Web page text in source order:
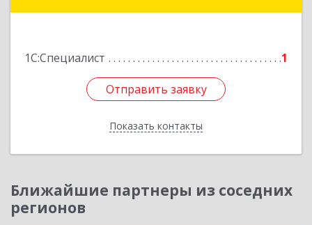
1С:Специалист 1
Отправить заявку
Показать контакты
Отправить заявку
Назад
Ближайшие партнеры из соседних
регионов